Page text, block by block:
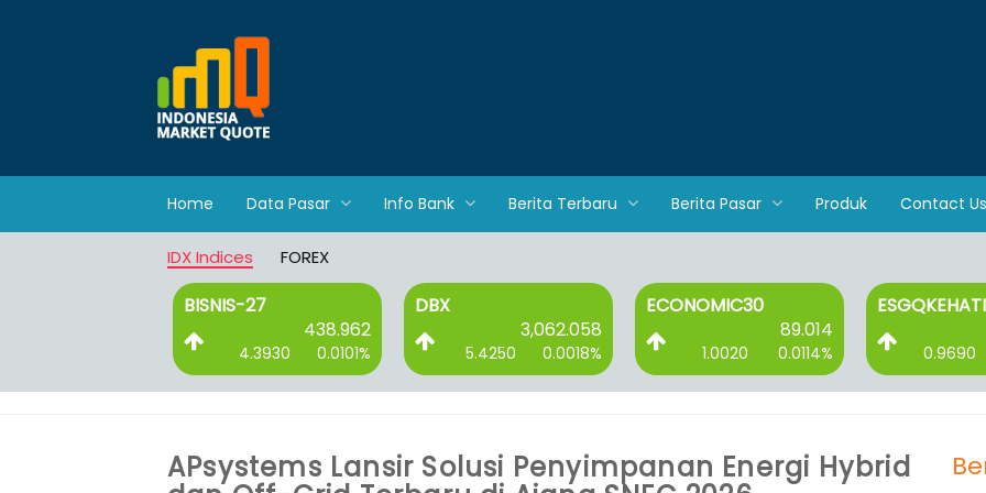
Home Data Pasar Info Bank Berita Terbaru Berita Pasar Produk Contact Us
IDX Indices FOREX
BISNIS-27
438.962
4.3930 0.0101%
DBX
3,062.058
5.4250 0.0018%
ECONOMIC30
89.014
1.0020 0.0114%
ESGQKEHATI
0.9690
APsystems Lansir Solusi Penyimpanan Energi Hybrid